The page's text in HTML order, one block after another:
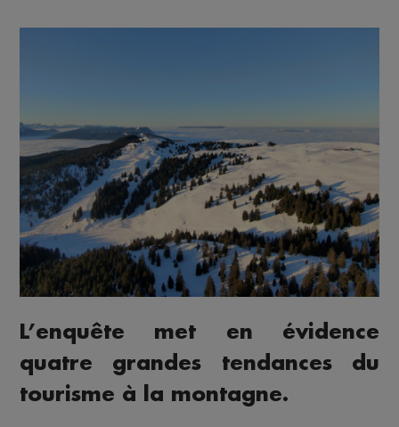
L’enquête met en évidence
quatre grandes tendances du
tourisme à la montagne.